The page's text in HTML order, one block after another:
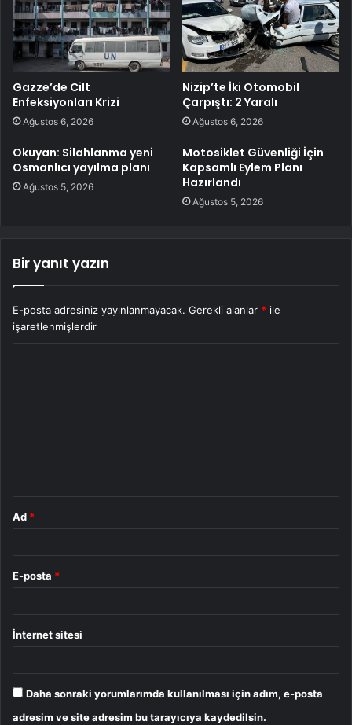
Gazze’de Cilt
Enfeksiyonları Krizi
Ağustos 6, 2026
Nizip’te İki Otomobil
Çarpıştı: 2 Yaralı
Ağustos 6, 2026
Okuyan: Silahlanma yeni
Osmanlıcı yayılma planı
Ağustos 5, 2026
Motosiklet Güvenliği İçin
Kapsamlı Eylem Planı
Hazırlandı
Ağustos 5, 2026
Bir yanıt yazın
E-posta adresiniz yayınlanmayacak. Gerekli alanlar * ile
işaretlenmişlerdir
Ad *
E-posta *
İnternet sitesi
Daha sonraki yorumlarımda kullanılması için adım, e-posta
adresim ve site adresim bu tarayıcıya kaydedilsin.